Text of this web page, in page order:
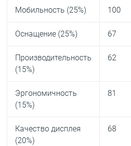
Мобильность (25%) 100
Оснащение (25%) 67
Производительность
(15%)
62
Эргономичность
(15%)
81
Качество дисплея
(20%)
68